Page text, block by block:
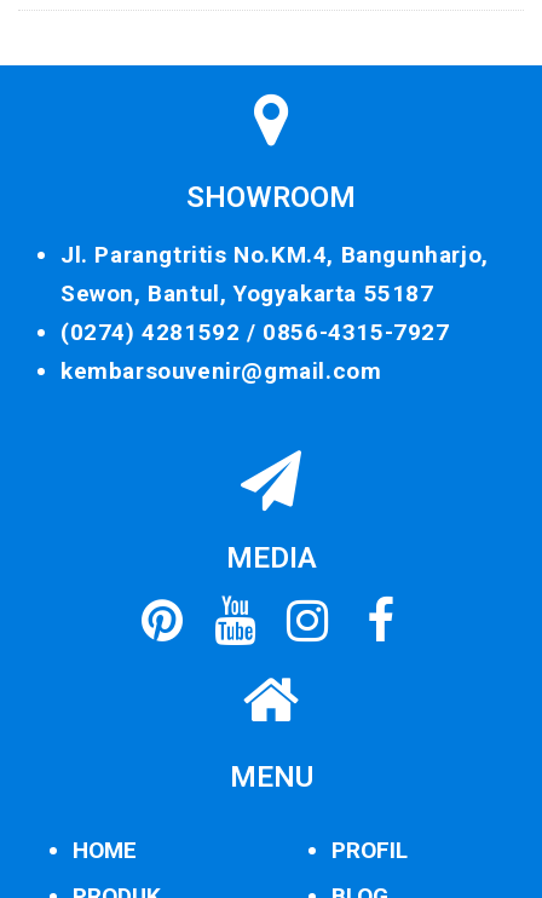
SHOWROOM
Jl. Parangtritis No.KM.4, Bangunharjo,
Sewon, Bantul, Yogyakarta 55187
(0274) 4281592 / 0856-4315-7927
kembarsouvenir@gmail.com
MEDIA
MENU
HOME
PROFIL